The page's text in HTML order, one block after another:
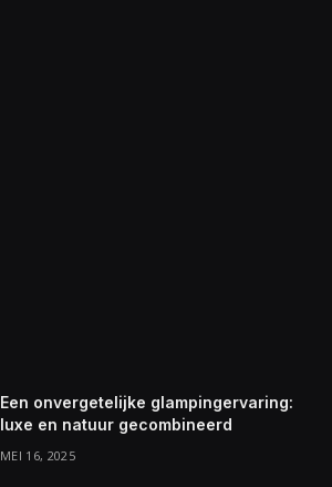
Een onvergetelijke glampingervaring:
luxe en natuur gecombineerd
MEI 16, 2025